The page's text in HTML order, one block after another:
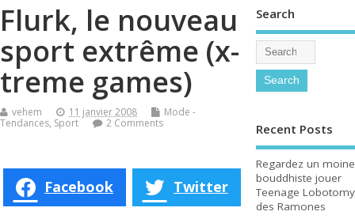
Flurk, le nouveau
sport extrême (x-
treme games)
vehem 11 janvier 2008
Mode -
Tendances, Sport 2 Comments
Facebook Twitter
Search
Recent Posts
Regardez un moine
bouddhiste jouer
Teenage Lobotomy
des Ramones